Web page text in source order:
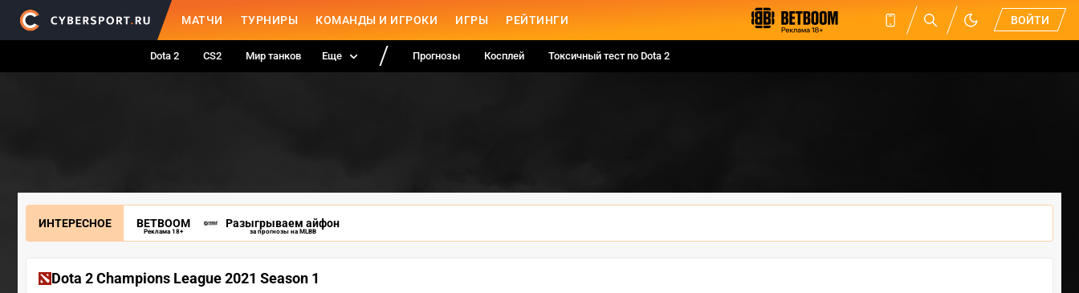
МАТЧИ ТУРНИРЫ КОМАНДЫ И ИГРОКИ ИГРЫ РЕЙТИНГИ ВОЙТИ
Dota 2 CS2 Мир танков Еще Прогнозы Косплей Токсичный тест по Dota 2
ИНТЕРЕСНОЕ BETBOOM
Реклама 18+
Разыгрываем айфон
за прогнозы на MLBB
Dota 2 Champions League 2021 Season 1